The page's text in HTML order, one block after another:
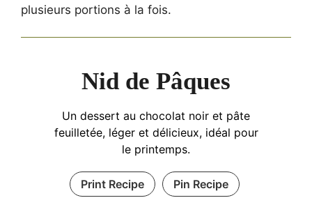
plusieurs portions à la fois.
Nid de Pâques
Un dessert au chocolat noir et pâte
feuilletée, léger et délicieux, idéal pour
le printemps.
Print Recipe Pin Recipe